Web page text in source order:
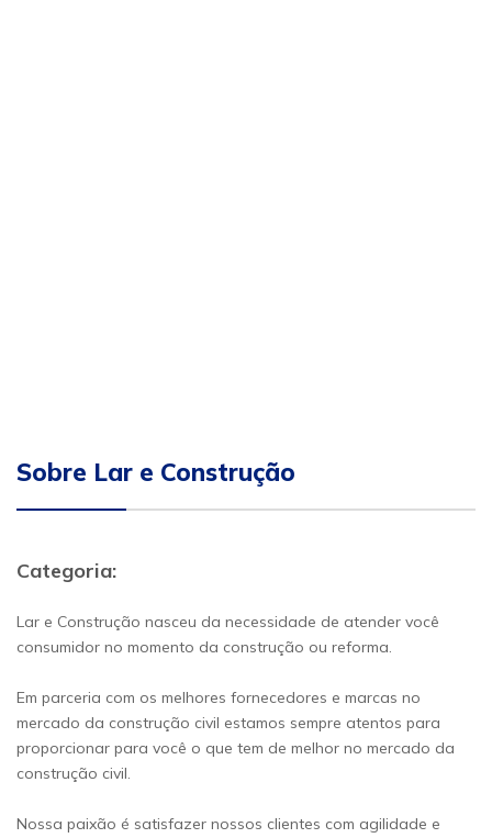
Sobre Lar e Construção
Categoria:
Lar e Construção nasceu da necessidade de atender você
consumidor no momento da construção ou reforma.
Em parceria com os melhores fornecedores e marcas no
mercado da construção civil estamos sempre atentos para
proporcionar para você o que tem de melhor no mercado da
construção civil.
Nossa paixão é satisfazer nossos clientes com agilidade e